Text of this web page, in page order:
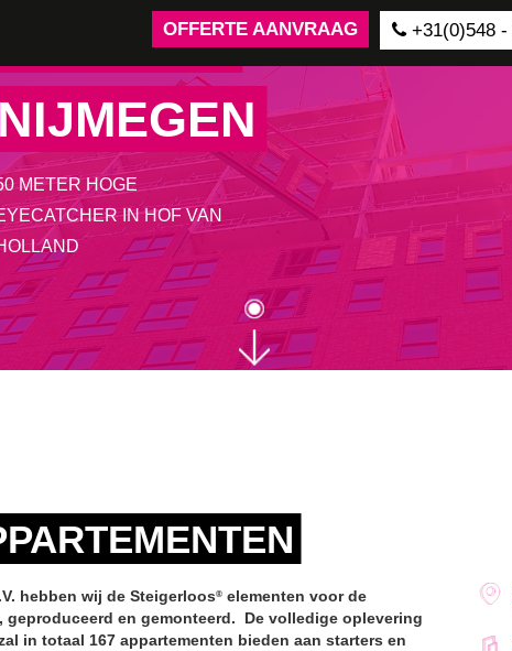
OFFERTE AANVRAAG +31(0)548 -
MAGNUS,
NIJMEGEN
METER HOGE
IN HOF VAN
hebben wij de Steigerloos® elementen voor de
en gemonteerd. De volledige oplevering
in totaal 167 appartementen bieden aan starters en